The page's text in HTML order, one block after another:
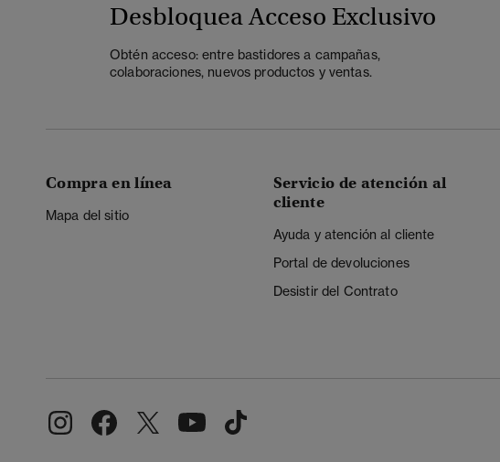
Desbloquea Acceso Exclusivo
Obtén acceso: entre bastidores a campañas,
colaboraciones, nuevos productos y ventas.
Compra en línea
Mapa del sitio
Servicio de atención al
cliente
Ayuda y atención al cliente
Portal de devoluciones
Desistir del Contrato